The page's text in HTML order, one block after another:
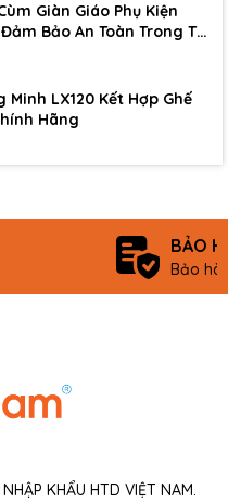
Giàn Giáo Phụ Kiện
Bảo An Toàn Trong Thi
Minh LX120 Kết Hợp Ghế
Hãng
BẢO
Bảo
KHẨU HTD VIỆT NAM.